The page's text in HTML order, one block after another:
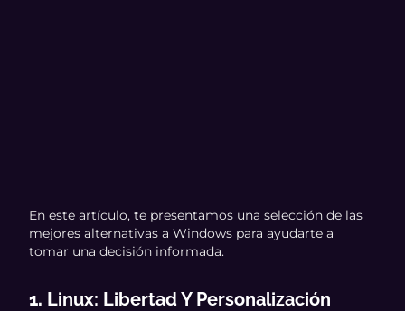
En este artículo, te presentamos una selección de las
mejores alternativas a Windows para ayudarte a
tomar una decisión informada.
1. Linux: Libertad Y Personalización